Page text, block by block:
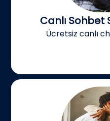
Canlı Sohbet
Ücretsiz canlı